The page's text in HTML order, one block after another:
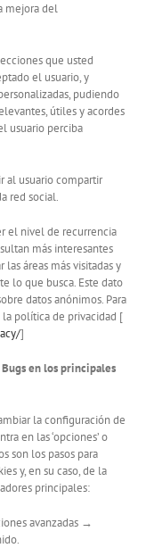
mejora del
que usted
el usuario, y
pudiendo
útiles y acordes
usuario perciba
al usuario compartir
red social.
el nivel de recurrencia
más interesantes
áreas más visitadas y
lo que busca. Este dato
datos anónimos. Para
política de privacidad [
]
en los principales
la configuración de
en las ‘opciones’ o
son los pasos para
y, en su caso, de la
principales:
avanzadas →